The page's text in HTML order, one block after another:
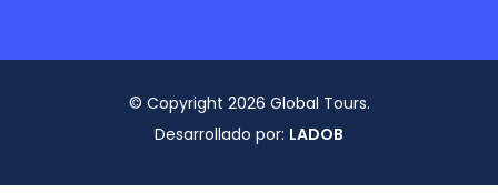
© Copyright 2026 Global Tours.
Desarrollado por: LADOB